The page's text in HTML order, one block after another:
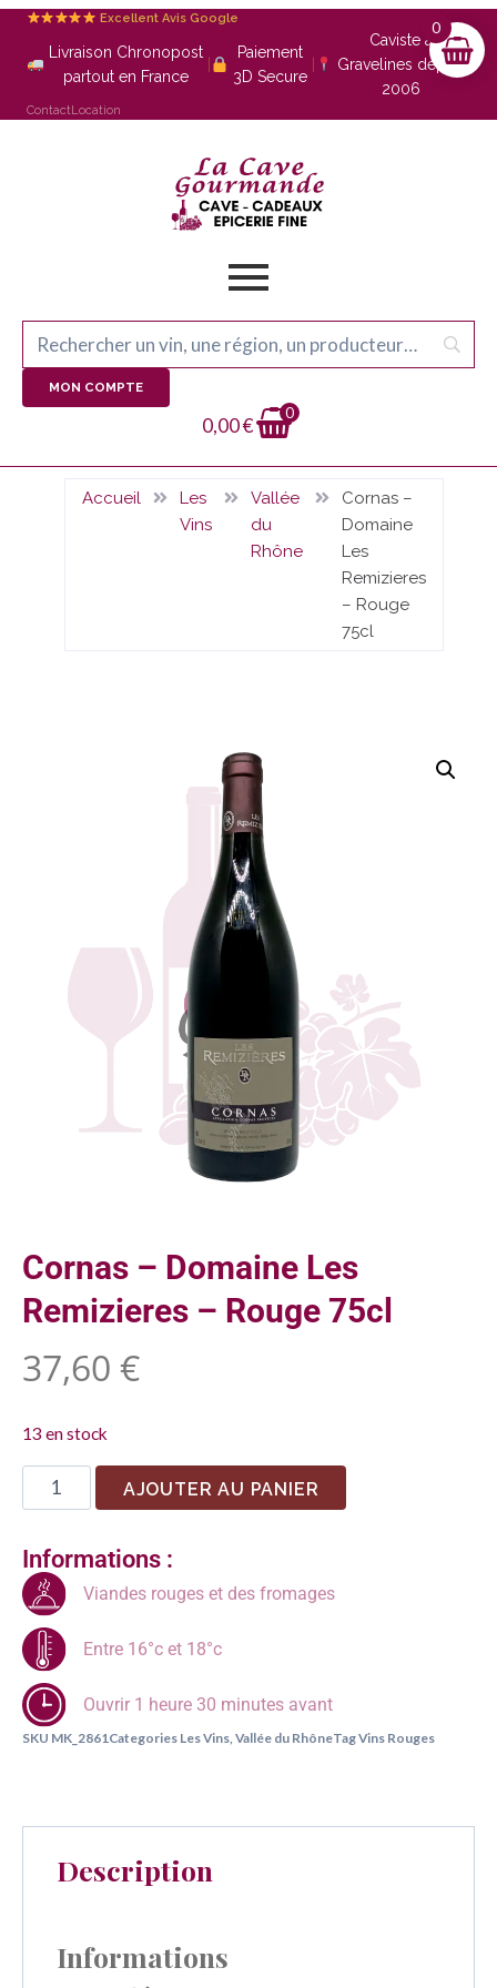
Excellent Avis Google
Livraison Chronopost
partout en France
Paiement
3D Secure
Caviste à
Gravelines depuis
2006
ContactLocation
MON COMPTE
0,00€
0
Accueil
Les
Vins
Vallée
du
Rhône
Cornas –
Domaine
Les
Remizieres
– Rouge
75cl
Cornas – Domaine Les
Remizieres – Rouge 75cl
37,60 €
13 en stock
AJOUTER AU PANIER
Informations :
Viandes rouges et des fromages
Entre 16°c et 18°c
Ouvrir 1 heure 30 minutes avant
SKU MK_2861 Categories Les Vins Vallée du RhôneTagVins Rouges
Description
Informations
0